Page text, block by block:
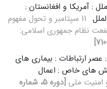
: آمریکا و افغانستان :
11 سپتامبر و تحول‌ مفهوم‌
نظام‌ جمهوری‌ اسلامی‌:
ارتباطات : بیماری های
های خاص : اعمال
امنیت‌ ملی‌
[دوره 5، شماره